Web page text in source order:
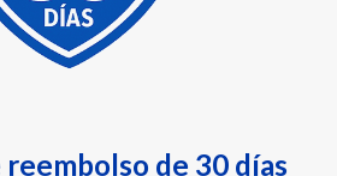
de 30 días